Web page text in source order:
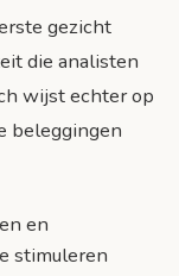
gezicht
die analisten
wijst echter op
beleggingen
en
stimuleren